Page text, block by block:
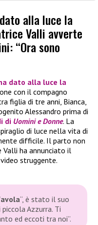
alla luce la
Valli avverte
“Ora sono
dato alla luce la
con il compagno
figlia di tre anni, Bianca,
Alessandro prima di
di Uomini e Donne. La
di luce nella vita di
difficile. Il parto non
Valli ha annunciato il
struggente.
“, è stato il suo
Azzurra. Ti
ed eccoti tra noi”.